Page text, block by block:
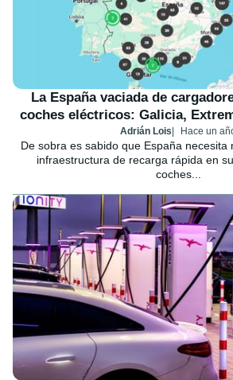
La España vaciada de
coches eléctricos: Galicia,
Adrián Lois Hace un
De sobra es sabido que España necesita
infraestructura de recarga rápida en
coches...